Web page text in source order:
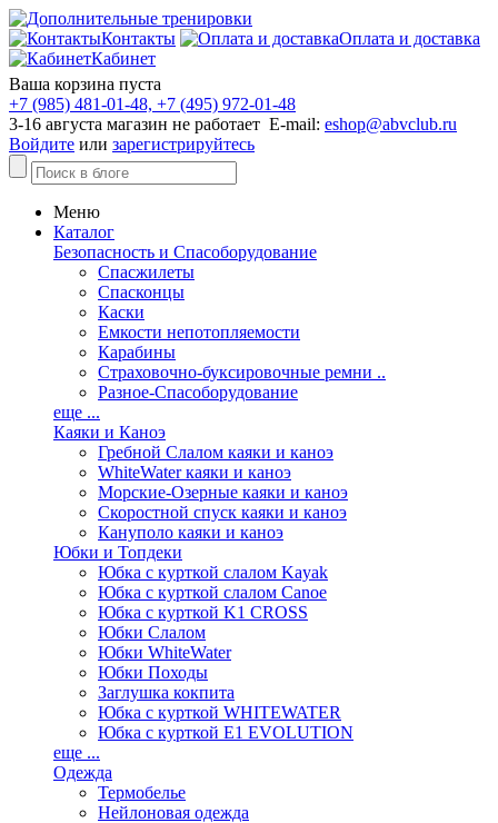
Контакты
Оплата и доставка
Кабинет
Ваша корзина пуста
+7 (985) 481-01-48, +7 (495) 972-01-48
3-16 августа магазин не работает E-mail: eshop@abvclub.ru
Войдите или зарегистрируйтесь
Меню
Каталог
Безопасность и Спасоборудование
Спасжилеты
Спасконцы
Каски
Емкости непотопляемости
Карабины
Страховочно-буксировочные ремни ..
Разное-Спасоборудование
еще ...
Каяки и Каноэ
Гребной Слалом каяки и каноэ
WhiteWater каяки и каноэ
Морские-Озерные каяки и каноэ
Скоростной спуск каяки и каноэ
Кануполо каяки и каноэ
Юбки и Топдеки
Юбка с курткой слалом Kayak
Юбка с курткой слалом Canoe
Юбка с курткой K1 CROSS
Юбки Слалом
Юбки WhiteWater
Юбки Походы
Заглушка кокпита
Юбка с курткой WHITEWATER
Юбка с курткой E1 EVOLUTION
еще ...
Одежда
Термобелье
Нейлоновая одежда